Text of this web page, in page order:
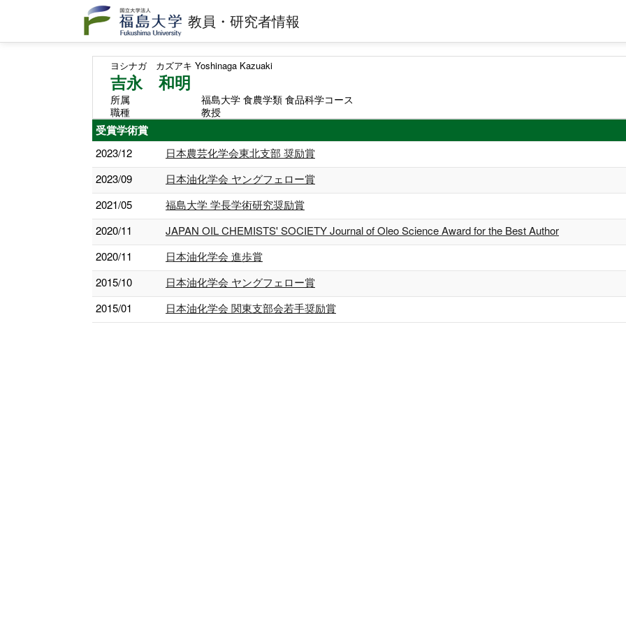
教員・研究者情報
ヨシナガ カズアキ Yoshinaga Kazuaki
吉永 和明
所属
福島大学 食農学類 食品科学コース
職種
教授
受賞学術賞
2023/12
日本農芸化学会東北支部 奨励賞
2023/09
日本油化学会 ヤングフェロー賞
2021/05
福島大学 学長学術研究奨励賞
2020/11
JAPAN OIL CHEMISTS' SOCIETY Journal of Oleo Science Award for the Best Author
2020/11
日本油化学会 進歩賞
2015/10
日本油化学会 ヤングフェロー賞
2015/01
日本油化学会 関東支部会若手奨励賞